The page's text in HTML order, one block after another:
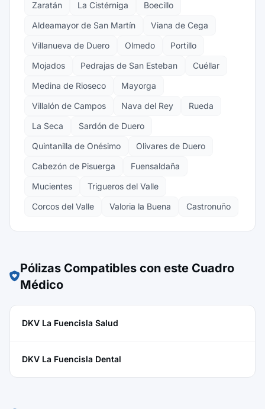
Zaratán La Cistérniga
Boecillo
Aldeamayor de San Martín
Viana de Cega
Villanueva de Duero
Olmedo
Portillo
Mojados
Pedrajas de San Esteban
Cuéllar
Medina de Rioseco
Mayorga
Villalón de Campos
Nava del Rey
Rueda
La Seca
Sardón de Duero
Quintanilla de Onésimo
Olivares de Duero
Cabezón de Pisuerga
Fuensaldaña
Mucientes
Trigueros del Valle
Corcos del Valle
Valoria la Buena Castronuño
Pólizas Compatibles con este Cuadro
Médico
DKV La Fuencisla Salud
DKV La Fuencisla Dental